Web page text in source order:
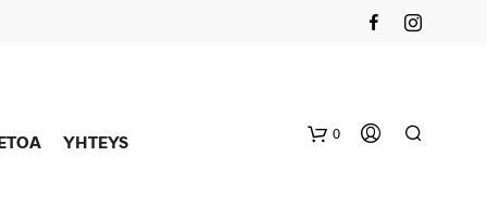
YHTEYS 0